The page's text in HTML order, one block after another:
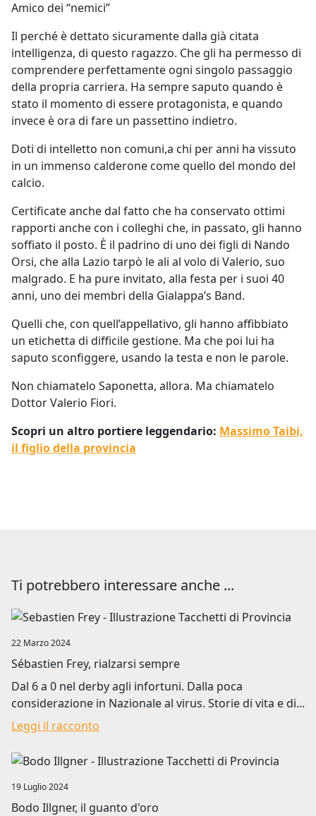
Amico dei “nemici”
Il perché è dettato sicuramente dalla già citata
intelligenza, di questo ragazzo. Che gli ha permesso di
comprendere perfettamente ogni singolo passaggio
della propria carriera. Ha sempre saputo quando è
stato il momento di essere protagonista, e quando
invece è ora di fare un passettino indietro.
Doti di intelletto non comuni,a chi per anni ha vissuto
in un immenso calderone come quello del mondo del
calcio.
Certificate anche dal fatto che ha conservato ottimi
rapporti anche con i colleghi che, in passato, gli hanno
soffiato il posto. È il padrino di uno dei figli di Nando
Orsi, che alla Lazio tarpò le ali al volo di Valerio, suo
malgrado. E ha pure invitato, alla festa per i suoi 40
anni, uno dei membri della Gialappa’s Band.
Quelli che, con quell’appellativo, gli hanno affibbiato
un etichetta di difficile gestione. Ma che poi lui ha
saputo sconfiggere, usando la testa e non le parole.
Non chiamatelo Saponetta, allora. Ma chiamatelo
Dottor Valerio Fiori.
Scopri un altro portiere leggendario: Massimo Taibi,
il figlio della provincia
Ti potrebbero interessare anche ...
Image
22 Marzo 2024
Sébastien Frey, rialzarsi sempre
Dal 6 a 0 nel derby agli infortuni. Dalla poca
considerazione in Nazionale al virus. Storie di vita e di...
Leggi il racconto
Image
19 Luglio 2024
Bodo Illgner, il guanto d'oro